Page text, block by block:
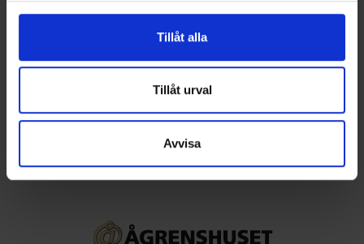
för sociala medier och analysera vår trafik. Vi
vidarebefordrar även sådana identifierare och annan
annons- och analysföretag som vi samarbetar med.
Dessa kan i sin tur kombinera informationen med annan
information som du har tillhandahållit eller som de har
samlat in när du har använt deras tjänster.
Tillåt alla
Tillåt urval
Avvisa
Partners